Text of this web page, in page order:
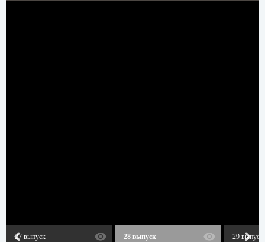
27 выпуск 28 выпуск 29 выпуск